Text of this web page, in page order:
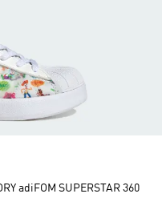
adiFOM SUPERSTAR 360